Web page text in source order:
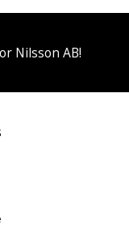
Nilsson AB!